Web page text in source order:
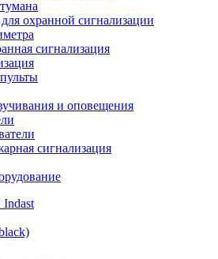
охранной сигнализации
сигнализация
и оповещения
сигнализация
Indast